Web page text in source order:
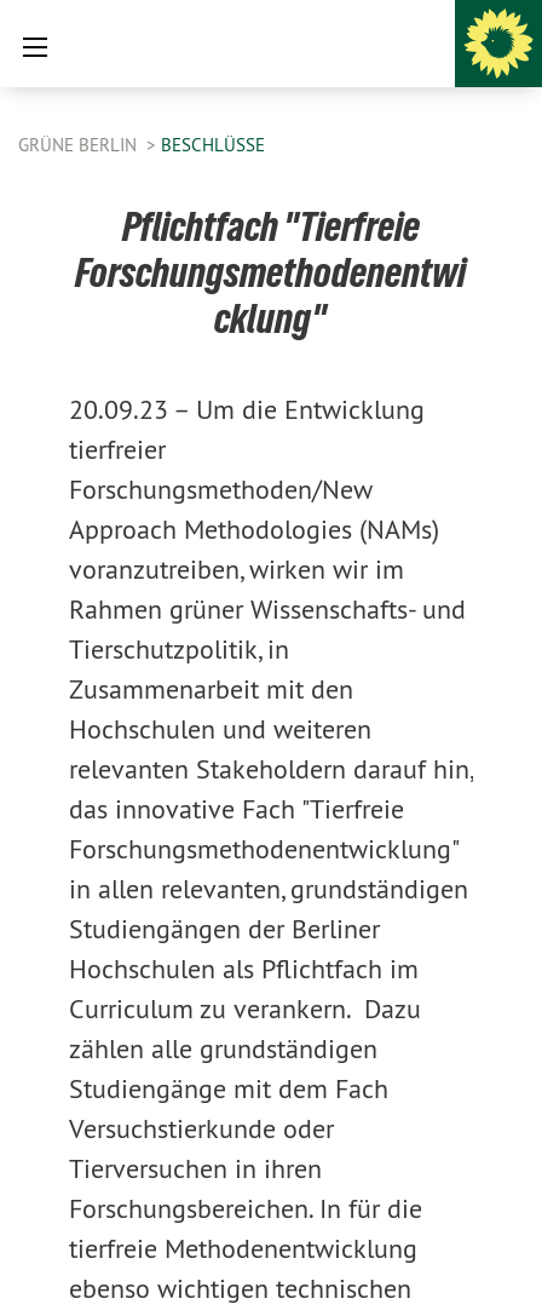
GRÜNE BERLIN BESCHLÜSSE
Pflichtfach "Tierfreie
Forschungsmethodenentwi
cklung"
20.09.23 – Um die Entwicklung
tierfreier
Forschungsmethoden/New
Approach Methodologies (NAMs)
voranzutreiben, wirken wir im
Rahmen grüner Wissenschafts- und
Tierschutzpolitik, in
Zusammenarbeit mit den
Hochschulen und weiteren
relevanten Stakeholdern darauf hin,
das innovative Fach "Tierfreie
Forschungsmethodenentwicklung"
in allen relevanten, grundständigen
Studiengängen der Berliner
Hochschulen als Pflichtfach im
Curriculum zu verankern. Dazu
zählen alle grundständigen
Studiengänge mit dem Fach
Versuchstierkunde oder
Tierversuchen in ihren
Forschungsbereichen. In für die
tierfreie Methodenentwicklung
ebenso wichtigen technischen